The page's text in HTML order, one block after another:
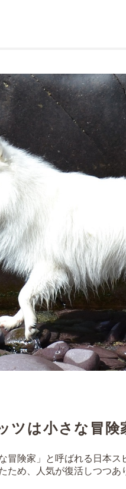
ツは小さな冒
冒険家」と呼ばれる日本ス
ため、人気が復活しつつあ